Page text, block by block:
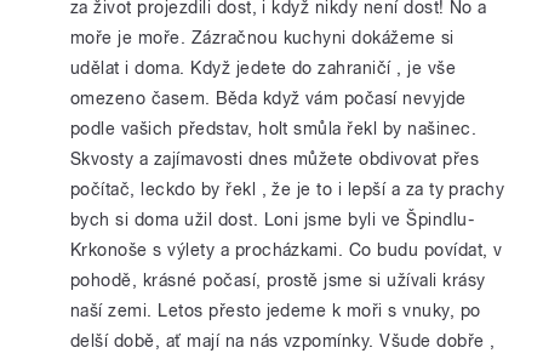
za život projezdili dost, i když nikdy není dost! No a
moře je moře. Zázračnou kuchyni dokážeme si
udělat i doma. Když jedete do zahraničí , je vše
omezeno časem. Běda když vám počasí nevyjde
podle vašich představ, holt smůla řekl by našinec.
Skvosty a zajímavosti dnes můžete obdivovat přes
počítač, leckdo by řekl , že je to i lepší a za ty prachy
bych si doma užil dost. Loni jsme byli ve Špindlu-
Krkonoše s výlety a procházkami. Co budu povídat, v
pohodě, krásné počasí, prostě jsme si užívali krásy
naší zemi. Letos přesto jedeme k moři s vnuky, po
delší době, ať mají na nás vzpomínky. Všude dobře ,